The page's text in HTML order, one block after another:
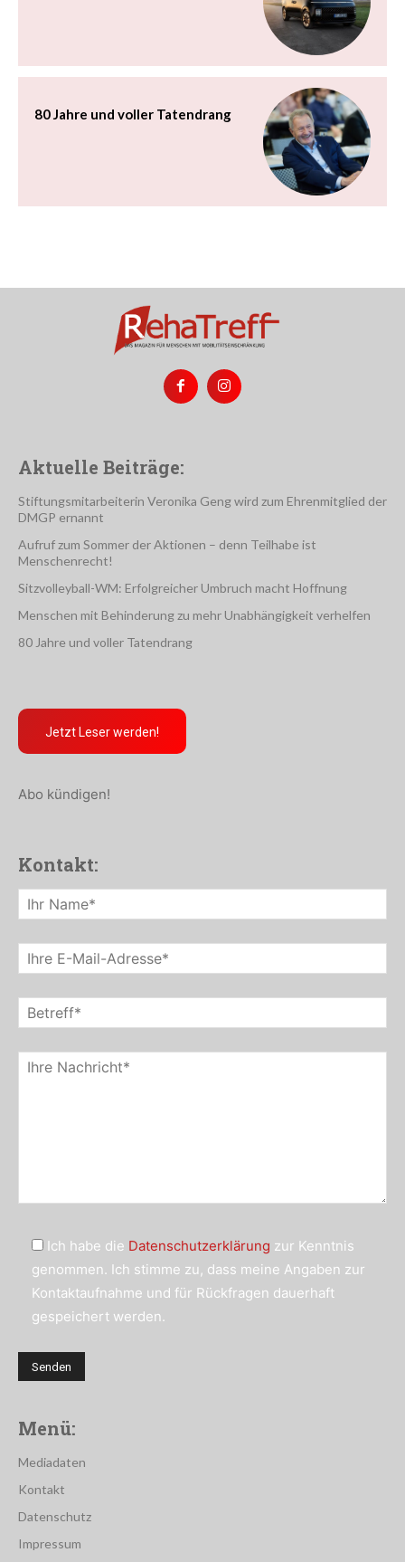
80 Jahre und voller Tatendrang
Aktuelle Beiträge:
Stiftungsmitarbeiterin Veronika Geng wird zum Ehrenmitglied der
DMGP ernannt
Aufruf zum Sommer der Aktionen – denn Teilhabe ist
Menschenrecht!
Sitzvolleyball-WM: Erfolgreicher Umbruch macht Hoffnung
Menschen mit Behinderung zu mehr Unabhängigkeit verhelfen
80 Jahre und voller Tatendrang
Jetzt Leser werden!
Abo kündigen!
Kontakt:
Ich habe die Datenschutzerklärung zur Kenntnis
genommen. Ich stimme zu, dass meine Angaben zur
Kontaktaufnahme und für Rückfragen dauerhaft
gespeichert werden.
Menü:
Mediadaten
Kontakt
Datenschutz
Impressum